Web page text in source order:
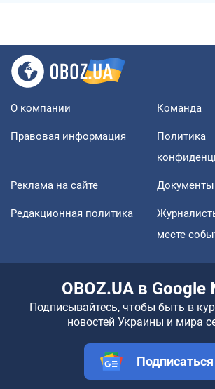
О компании Команда
Правовая информация
Политика
Реклама на сайте Документы
Редакционная политика
месте
OBOZ.UA в Google
Подписывайтесь, чтобы быть в
новостей Украины и мира
Подписаться